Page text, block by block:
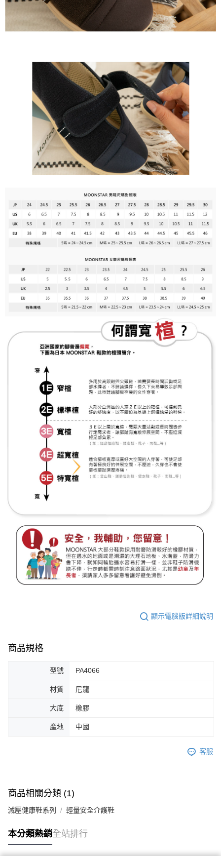
顯示電腦版詳細說明
商品規格
型號 PA4066
材質 尼龍
大底 橡膠
產地 中國
客服
商品相關分類 (1)
減壓健康鞋系列 輕量安全介護鞋
本分類熱銷全站排行